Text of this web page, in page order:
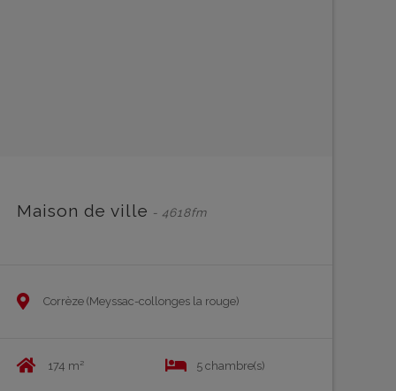
Maison de ville - 4618fm
Corrèze (Meyssac-collonges la rouge)
174 m² 5 chambre(s)